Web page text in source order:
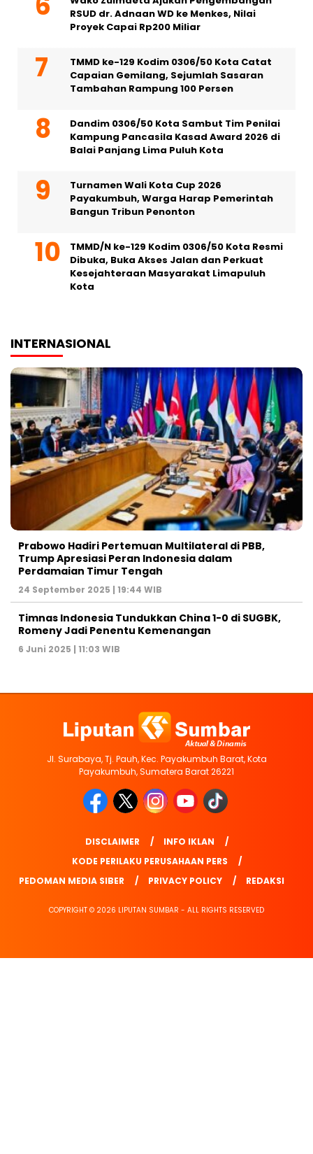
RSUD dr. Adnaan WD ke Menkes, Nilai
Proyek Capai Rp200 Miliar
TMMD ke-129 Kodim 0306/50 Kota Catat
Capaian Gemilang, Sejumlah Sasaran
Tambahan Rampung 100 Persen
Dandim 0306/50 Kota Sambut Tim Penilai
Kampung Pancasila Kasad Award 2026 di
Balai Panjang Lima Puluh Kota
Turnamen Wali Kota Cup 2026
Payakumbuh, Warga Harap Pemerintah
Bangun Tribun Penonton
TMMD/N ke-129 Kodim 0306/50 Kota Resmi
Dibuka, Buka Akses Jalan dan Perkuat
Kesejahteraan Masyarakat Limapuluh
Kota
INTERNASIONAL
Prabowo Hadiri Pertemuan Multilateral di PBB,
Trump Apresiasi Peran Indonesia dalam
Perdamaian Timur Tengah
24 September 2025 | 19:44 WIB
Timnas Indonesia Tundukkan China 1-0 di SUGBK,
Romeny Jadi Penentu Kemenangan
6 Juni 2025 | 11:03 WIB
Jl. Surabaya, Tj. Pauh, Kec. Payakumbuh Barat, Kota
Payakumbuh, Sumatera Barat 26221
DISCLAIMER
INFO IKLAN
KODE PERILAKU PERUSAHAAN PERS
PEDOMAN MEDIA SIBER
PRIVACY POLICY REDAKSI
COPYRIGHT © 2026 LIPUTAN SUMBAR - ALL RIGHTS RESERVED